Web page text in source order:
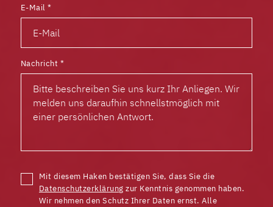
E-Mail*
Nachricht *
Mit diesem Haken bestätigen Sie, dass Sie die
Datenschutzerklärung zur Kenntnis genommen haben.
Wir nehmen den Schutz Ihrer Daten ernst. Alle